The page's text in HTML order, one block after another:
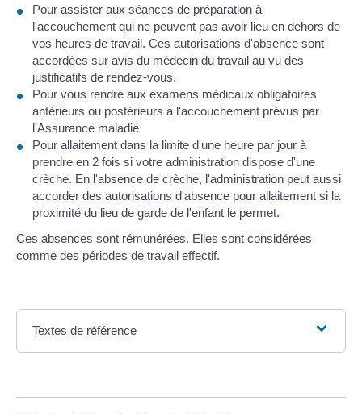
Pour assister aux séances de préparation à
l'accouchement qui ne peuvent pas avoir lieu en dehors de
vos heures de travail. Ces autorisations d'absence sont
accordées sur avis du médecin du travail au vu des
justificatifs de rendez-vous.
Pour vous rendre aux examens médicaux obligatoires
antérieurs ou postérieurs à l'accouchement prévus par
l'Assurance maladie
Pour allaitement dans la limite d'une heure par jour à
prendre en 2 fois si votre administration dispose d'une
crèche. En l'absence de crèche, l'administration peut aussi
accorder des autorisations d'absence pour allaitement si la
proximité du lieu de garde de l'enfant le permet.
Ces absences sont rémunérées. Elles sont considérées
comme des périodes de travail effectif.
Textes de référence